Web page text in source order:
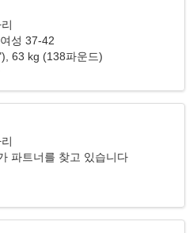
성 37-42
63 kg (138파운드)
파트너를 찾고 있습니다